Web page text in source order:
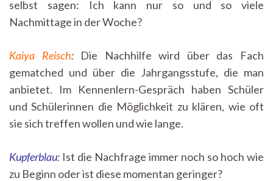
selbst sagen: Ich kann nur so und so viele
Nachmittage in der Woche?
Kaiya Reisch:Die Nachhilfe wird über das Fach
gematched und über die Jahrgangsstufe, die man
anbietet. Im Kennenlern-Gespräch haben Schüler
und Schülerinnen die Möglichkeit zu klären, wie oft
sie sich treffen wollen und wie lange.
Kupferblau: Ist die Nachfrage immer noch so hoch wie
zu Beginn oder ist diese momentan geringer?